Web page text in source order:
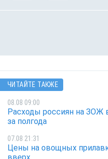
ЧИТАЙТЕ ТАКЖЕ
08.08 09:00
Расходы россиян на ЗОЖ
за полгода
07.08 21:31
Цены на овощных